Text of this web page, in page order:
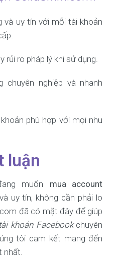
và uy tín với mỗi tài khoản
rủi ro pháp lý khi sử dụng.
nghiệp và nhanh
phù hợp với mọi nhu
luận
muốn mua account
uy tín, không cần phải lo
đã có mặt đây để giúp
khoản Facebookchuyên
tôi cam kết mang đến
nhất.